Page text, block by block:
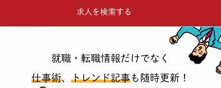
求人を検索する
就職・転職情報だけでなく
仕事術、 トレンド記事も随時更新！